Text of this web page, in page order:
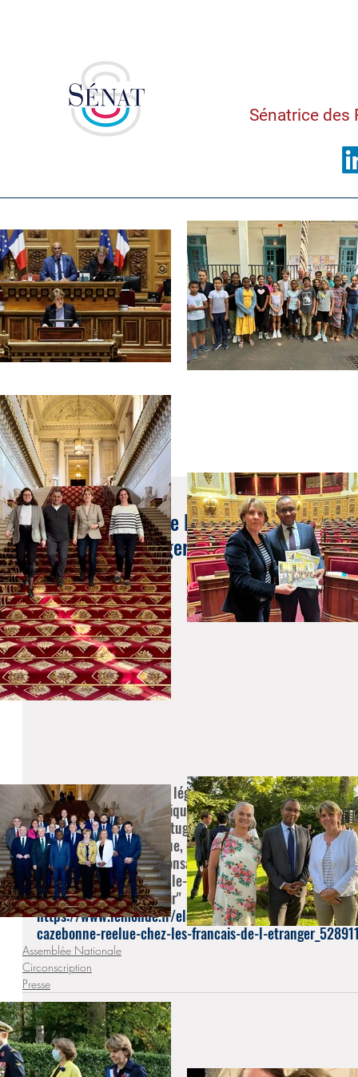
Sénatrice des
PRESSE : La députée LRM Samantha
Français de l’étranger
23 avr. 2018
"Fini « le désaveu », une législative partielle vient
La députée La République en marche (LRM) de la
l’étranger (Espagne, Portugal, Monaco, Andorre)
été invalidée, a été réélue, dimanche 22 avril, au
annoncé plusieurs responsables LRM sur Twitter. Elle
insoumise, François Ralle-Andreoli. Les résultats
https://www.lemonde.fr/elections/article/2018/04/23/
cazebonne-reelue-chez-les-francais-de-l-
Assemblée Nationale
Circonscription
Presse